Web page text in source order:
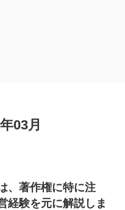
03月
、著作権に特に注
経験を元に解説しま